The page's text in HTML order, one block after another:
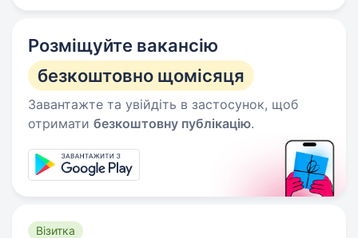
Розміщуйте вакансію
безкоштовно щомісяця
Завантажте та увійдіть в застосунок, щоб
отримати безкоштовну публікацію.
Візитка